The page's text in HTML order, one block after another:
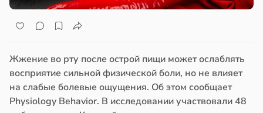
Жжение во рту после острой пищи может ослаблять
восприятие сильной физической боли, но не влияет
на слабые болевые ощущения. Об этом сообщает
Physiology Behavior. В исследовании участвовали 48